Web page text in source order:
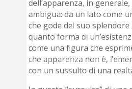
dell’apparenza, in
ambigua: da un lato come
che gode del suo
quanto forma di
come una figura che
che apparenza non è,
con un sussulto di una